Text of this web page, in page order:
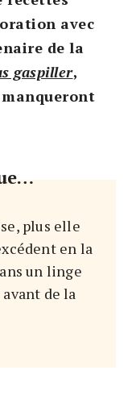
avec
de la
gaspiller,
plus elle
en la
un linge
de la